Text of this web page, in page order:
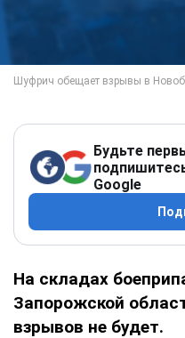
Будьте
Google
На складах
Запорожской
взрывов не будет.